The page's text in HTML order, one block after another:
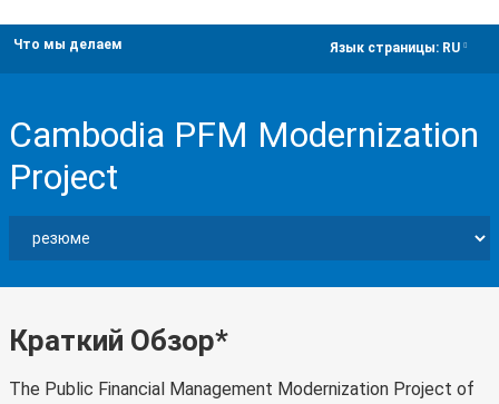
Что мы делаем Язык страницы: RU
Cambodia PFM Modernization
Project
Краткий Обзор*
The Public Financial Management Modernization Project of